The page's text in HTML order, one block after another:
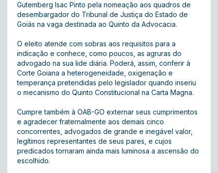
Gutemberg Isac Pinto pela nomeação aos quadros de
desembargador do Tribunal de Justiça do Estado de
Goiás na vaga destinada ao Quinto da Advocacia.
O eleito atende com sobras aos requisitos para a
indicação e conhece, como poucos, as agruras do
advogado na sua lide diária. Poderá, assim, conferir à
Corte Goiana a heterogeneidade, oxigenação e
temperança pretendidas pelo legislador quando inseriu
o mecanismo do Quinto Constitucional na Carta Magna.
Cumpre também à OAB-GO externar seus cumprimentos
e agradecer fraternalmente aos demais cinco
concorrentes, advogados de grande e inegável valor,
legítimos representantes de seus pares, e cujos
predicados tornaram ainda mais luminosa a ascensão do
escolhido.